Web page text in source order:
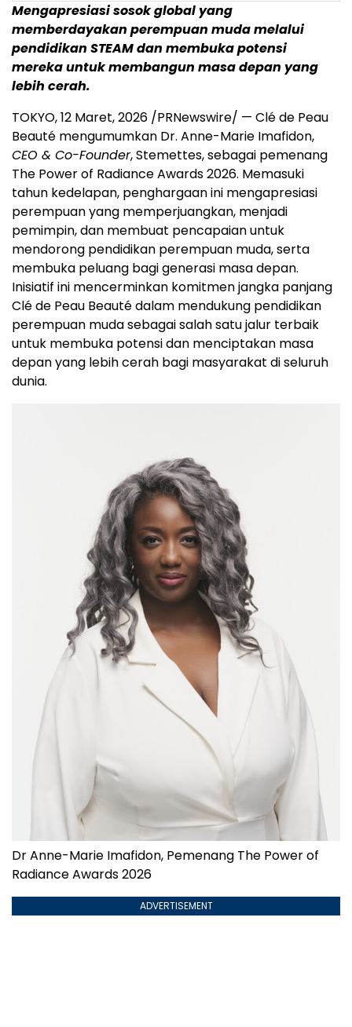
Mengapresiasi sosok global yang
memberdayakan perempuan muda melalui
pendidikan STEAM dan membuka potensi
mereka untuk membangun masa depan yang
lebih cerah.
TOKYO, 12 Maret, 2026 /PRNewswire/ — Clé de Peau
Beauté mengumumkan Dr. Anne-Marie Imafidon,
CEO & Co-Founder, Stemettes, sebagai pemenang
The Power of Radiance Awards 2026. Memasuki
tahun kedelapan, penghargaan ini mengapresiasi
perempuan yang memperjuangkan, menjadi
pemimpin, dan membuat pencapaian untuk
mendorong pendidikan perempuan muda, serta
membuka peluang bagi generasi masa depan.
Inisiatif ini mencerminkan komitmen jangka panjang
Clé de Peau Beauté dalam mendukung pendidikan
perempuan muda sebagai salah satu jalur terbaik
untuk membuka potensi dan menciptakan masa
depan yang lebih cerah bagi masyarakat di seluruh
dunia.
Dr Anne-Marie Imafidon, Pemenang The Power of
Radiance Awards 2026
ADVERTISEMENT